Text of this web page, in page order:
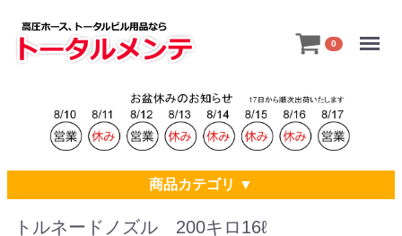
0
商品カテゴリ ▼
トルネードノズル 200キロ16ℓ